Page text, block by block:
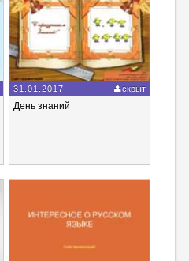
31.01.2017 скрыт
День знаний